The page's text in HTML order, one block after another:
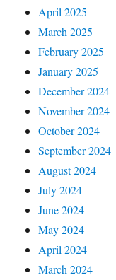
April 2025
March 2025
February 2025
January 2025
December 2024
November 2024
October 2024
September 2024
August 2024
July 2024
June 2024
May 2024
April 2024
March 2024